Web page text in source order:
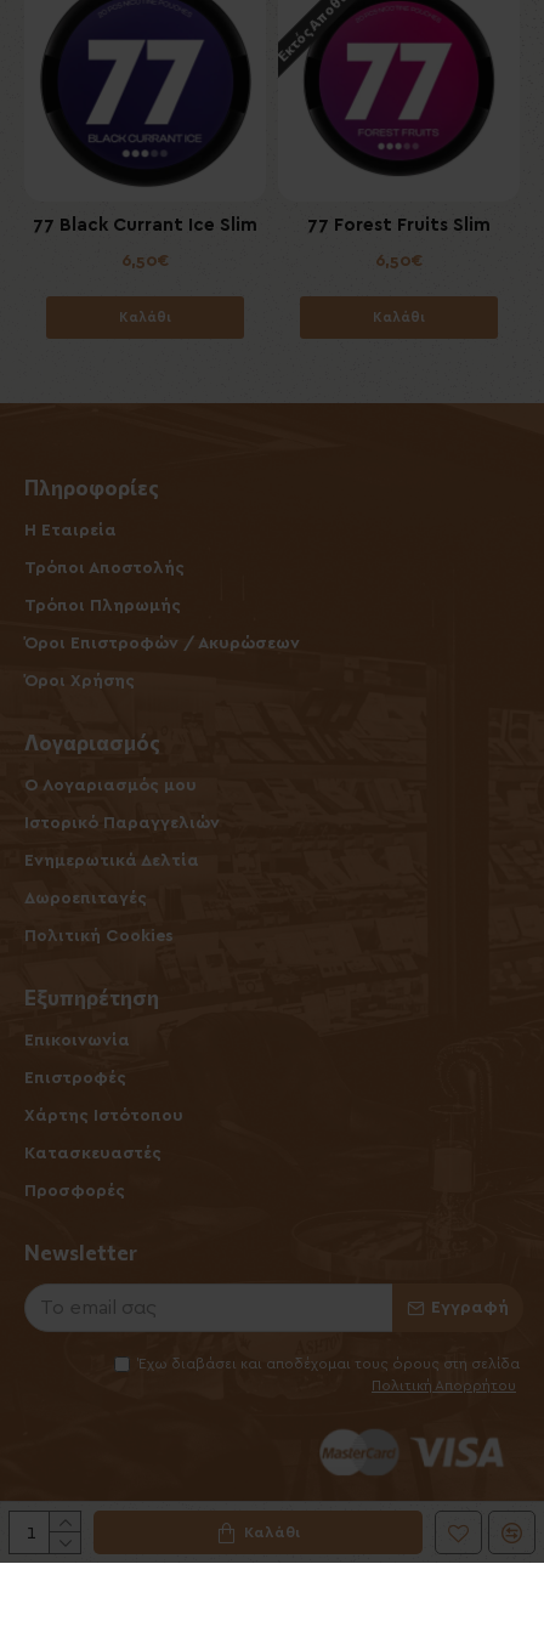
Καλάθι
77 Black Currant Ice Slim
6,50€
Καλάθι
77 Forest Fruits Slim
6,50€
Καλάθι
Πληροφορίες
Η Εταιρεία
Τρόποι Αποστολής
Τρόποι Πληρωμής
Όροι Επιστροφών / Ακυρώσεων
Όροι Χρήσης
Λογαριασμός
O Λογαριασμός μου
Ιστορικό Παραγγελιών
Ενημερωτικά Δελτία
Δωροεπιταγές
Πολιτική Cookies
Εξυπηρέτηση
Επικοινωνία
Επιστροφές
Χάρτης Ιστότοπου
Κατασκευαστές
Προσφορές
Newsletter
Εγγραφή
Έχω διαβάσει και αποδέχομαι τους όρους στη σελίδα
Πολιτική Απορρήτου